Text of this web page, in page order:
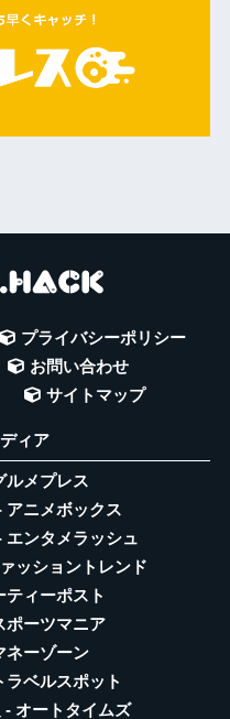
プライバシーポリシー
お問い合わせ
サイトマップ
ィア
ルメプレス
アニメボックス
エンタメラッシュ
ッショントレンド
ティーポスト
ポーツマニア
ネーゾーン
ベルスポット
- オートタイムズ